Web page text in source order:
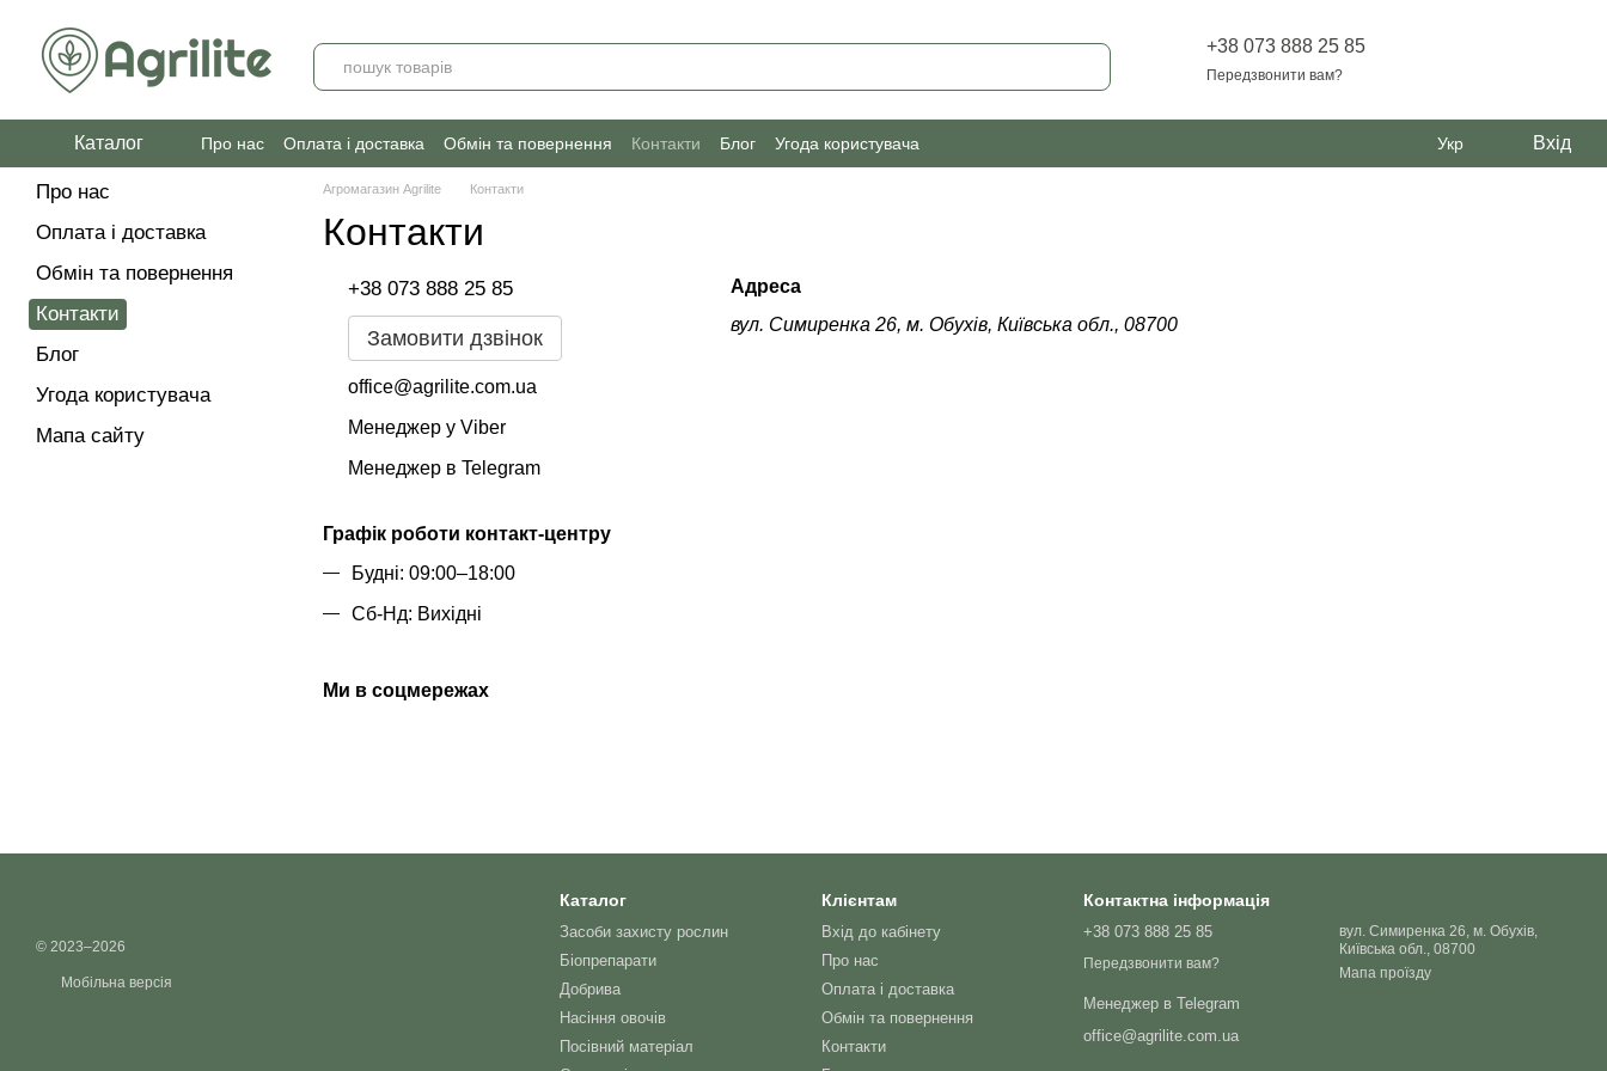
+38 073 888 25 85
Передзвонити вам?
Каталог Про нас Оплата і доставка Обмін та повернення Контакти Блог Угода користувача Укр Вхід
Агромагазин Agrilite Контакти
Контакти
+38 073 888 25 85
Замовити дзвінок
office@agrilite.com.ua
Менеджер у Viber
Менеджер в Telegram
Адреса
вул. Симиренка 26, м. Обухів, Київська обл., 08700
Графік роботи контакт-центру
Будні: 09:00–18:00
Сб-Нд: Вихідні
Ми в соцмережах
Про нас
Оплата і доставка
Обмін та повернення
Контакти
Блог
Угода користувача
Мапа сайту
© 2023–2026
Мобільна версія
Каталог
Засоби захисту рослин
Біопрепарати
Добрива
Насіння овочів
Посівний матеріал
Клієнтам
Вхід до кабінету
Про нас
Оплата і доставка
Обмін та повернення
Контакти
Контактна інформація
+38 073 888 25 85
Передзвонити вам?
Менеджер в Telegram
office@agrilite.com.ua
вул. Симиренка 26, м. Обухів,
Київська обл., 08700
Мапа проїзду